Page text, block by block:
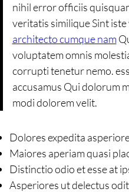
nihil error officiis
veritatis similique Sint
architecto cumque nam
voluptatem omnis
corrupti tenetur nemo.
accusamus Qui dolorum
modi dolorem velit.
Dolores expedita
Maiores aperiam quasi
Distinctio odio et esse at
Asperiores ut delectus